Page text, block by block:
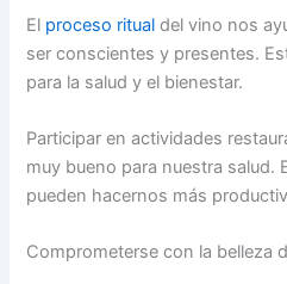
El proceso ritual del vino nos
ser conscientes y presentes.
para la salud y el bienestar.
Participar en actividades
muy bueno para nuestra salud.
pueden hacernos más
Comprometerse con la belleza